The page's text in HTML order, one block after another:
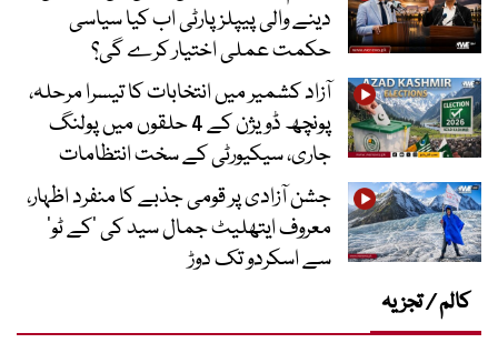
دینے والی پیپلز پارٹی اب کیا سیاسی
حکمت عملی اختیار کرے گی؟
آزاد کشمیر میں انتخابات کا تیسرا مرحلہ،
پونچھ ڈویژن کے 4 حلقوں میں پولنگ
جاری، سیکیورٹی کے سخت انتظامات
جشن آزادی پر قومی جذبے کا منفرد اظہار،
معروف ایتھلیٹ جمال سید کی ’کے ٹو‘
سے اسکردو تک دوڑ
کالم / تجزیہ